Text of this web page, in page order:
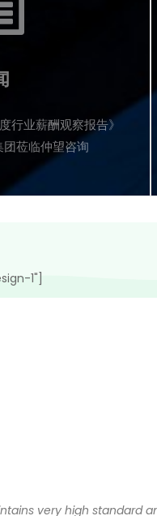
行业薪酬观察报告》
莅临仲望咨询
1"]
very high standard